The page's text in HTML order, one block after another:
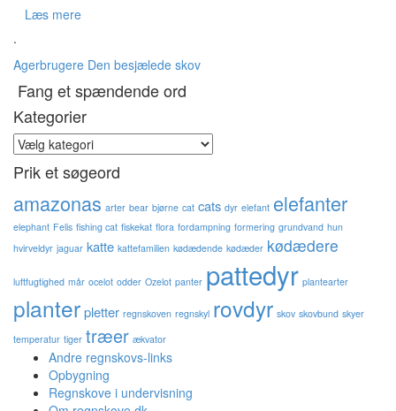
Læs mere
.
Agerbrugere Den besjælede skov
Fang et spændende ord
Kategorier
Kategorier
Prik et søgeord
amazonas arter bear bjørne cat cats dyr elefant elefanter
elephant Felis fishing cat fiskekat flora fordampning formering grundvand hun
hvirveldyr jaguar katte kattefamilien kødædende kødæder kødædere
luftfugtighed mår ocelot odder Ozelot panter pattedyr plantearter
planterpletter regnskoven regnskyl rovdyr skov skovbund skyer
temperatur tiger træer ækvator
Andre regnskovs-links
Opbygning
Regnskove i undervisning